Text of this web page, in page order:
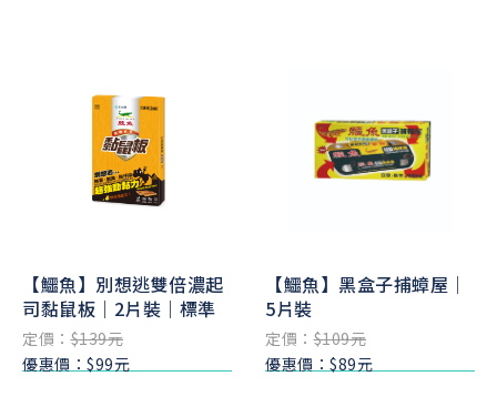
【鱷魚】別想逃雙倍濃起
司黏鼠板｜2片裝｜標準
定價：$139元
優惠價：$99元
【鱷魚】黑盒子捕蟑屋｜
5片裝
定價：$109元
優惠價：$89元